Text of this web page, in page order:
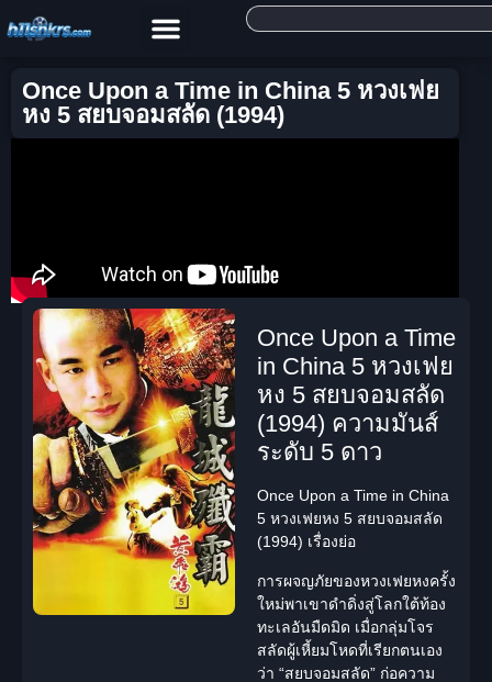
Once Upon a Time in China 5 หวงเฟย
หง 5 สยบจอมสลัด (1994)
Once Upon a Time
in China 5 หวงเฟย
หง 5 สยบจอมสลัด
(1994) ความมันส์
ระดับ 5 ดาว
Once Upon a Time in China
5 หวงเฟยหง 5 สยบจอมสลัด
(1994) เรื่องย่อ
การผจญภัยของหวงเฟยหงครั้ง
ใหม่พาเขาดำดิ่งสู่โลกใต้ท้อง
ทะเลอันมืดมิด เมื่อกลุ่มโจร
สลัดผู้เหี้ยมโหดที่เรียกตนเอง
ว่า “สยบจอมสลัด” ก่อความ